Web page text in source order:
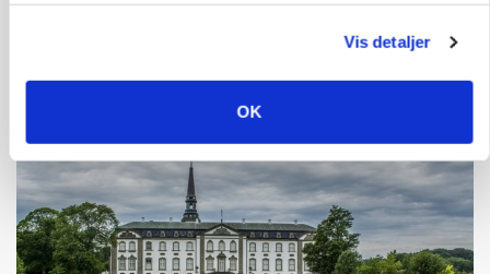
Vis detaljer
OK
Grisenoteringen står stille